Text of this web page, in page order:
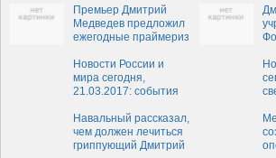
Премьер Дмитрий
Медведев предложил
ежегодные праймериз
Новости России и
мира сегодня,
21.03.2017: события
последних часов на
сегодняшний день, 21
марта
Навальный рассказал,
чем должен лечиться
гриппующий Дмитрий